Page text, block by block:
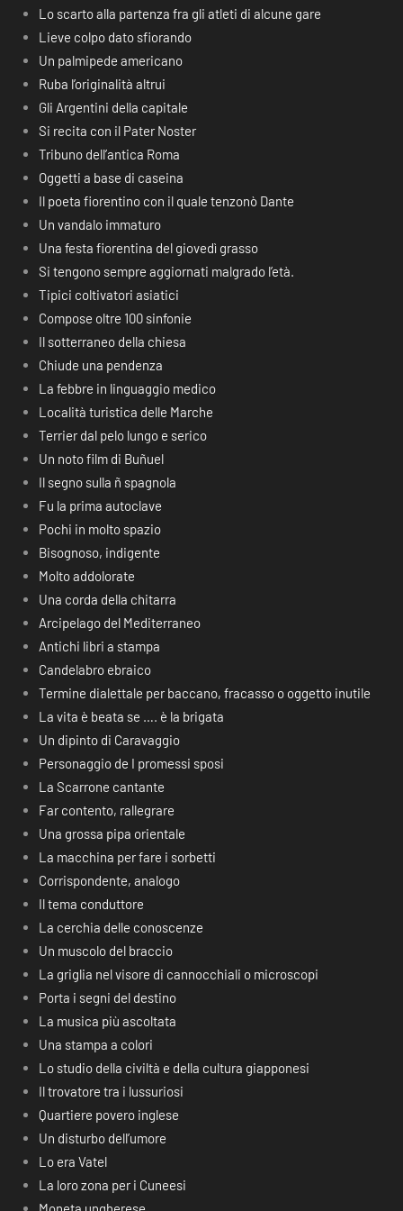
Lo scarto alla partenza fra gli atleti di alcune gare
Lieve colpo dato sfiorando
Un palmipede americano
Ruba l’originalità altrui
Gli Argentini della capitale
Si recita con il Pater Noster
Tribuno dell’antica Roma
Oggetti a base di caseina
Il poeta fiorentino con il quale tenzonò Dante
Un vandalo immaturo
Una festa fiorentina del giovedì grasso
Si tengono sempre aggiornati malgrado l’età.
Tipici coltivatori asiatici
Compose oltre 100 sinfonie
Il sotterraneo della chiesa
Chiude una pendenza
La febbre in linguaggio medico
Località turistica delle Marche
Terrier dal pelo lungo e serico
Un noto film di Buñuel
Il segno sulla ñ spagnola
Fu la prima autoclave
Pochi in molto spazio
Bisognoso, indigente
Molto addolorate
Una corda della chitarra
Arcipelago del Mediterraneo
Antichi libri a stampa
Candelabro ebraico
Termine dialettale per baccano, fracasso o oggetto inutile
La vita è beata se …. è la brigata
Un dipinto di Caravaggio
Personaggio de I promessi sposi
La Scarrone cantante
Far contento, rallegrare
Una grossa pipa orientale
La macchina per fare i sorbetti
Corrispondente, analogo
Il tema conduttore
La cerchia delle conoscenze
Un muscolo del braccio
La griglia nel visore di cannocchiali o microscopi
Porta i segni del destino
La musica più ascoltata
Una stampa a colori
Lo studio della civiltà e della cultura giapponesi
Il trovatore tra i lussuriosi
Quartiere povero inglese
Un disturbo dell’umore
Lo era Vatel
La loro zona per i Cuneesi